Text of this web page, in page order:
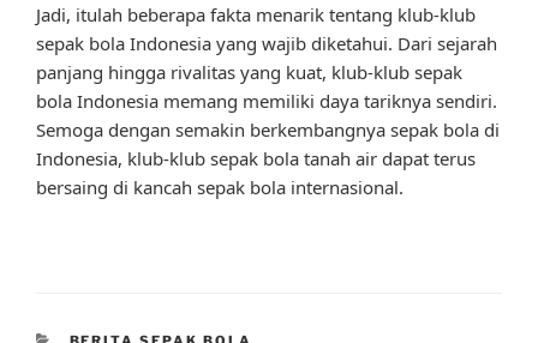
Jadi, itulah beberapa fakta menarik tentang klub-klub
sepak bola Indonesia yang wajib diketahui. Dari sejarah
panjang hingga rivalitas yang kuat, klub-klub sepak
bola Indonesia memang memiliki daya tariknya sendiri.
Semoga dengan semakin berkembangnya sepak bola di
Indonesia, klub-klub sepak bola tanah air dapat terus
bersaing di kancah sepak bola internasional.